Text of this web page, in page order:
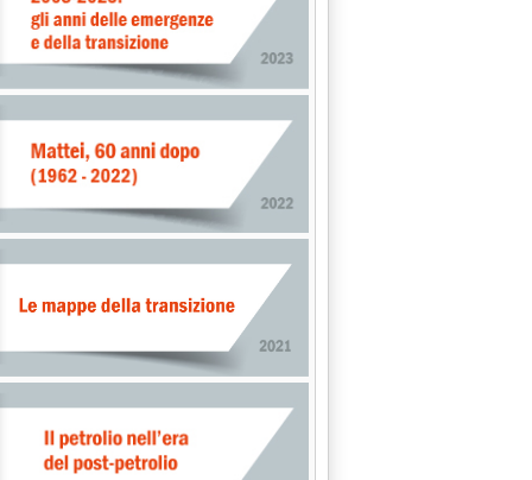
CON IRAN PER GASDOTTO DA 2,5 MLD DI DOLLARI'